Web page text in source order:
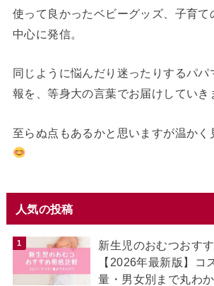
使って良かったベビーグッズ、子育て
中心に発信。
同じように悩んだり迷ったりするパ
報を、等身大の言葉でお届けしていき
至らぬ点もあるかと思いますが温かく
人気の投稿
新生児のおむつおす
【2026年最新版】コ
量・男女別まで丸わか